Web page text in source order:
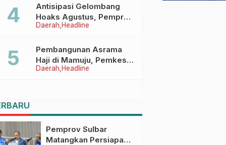
di Pasangkayu
Daerah Headline
Antisipasi Gelombang
Hoaks Agustus, Pemprov
Sulbar Ajak Warga Jaga
Daerah Headline
Pembangunan Asrama
Haji di Mamuju, Pemkesra
dan Kementerian Haji
Pemprov Sulbar
Matangkan Persiapan